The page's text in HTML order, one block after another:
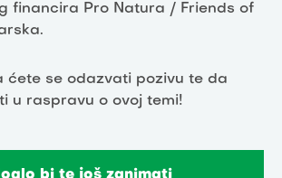
financira Pro Natura / Friends of
ćete se odazvati pozivu te da
u raspravu o ovoj temi!